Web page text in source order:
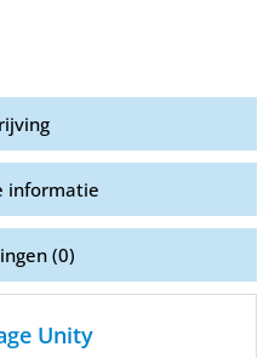
informatie
(0)
Unity